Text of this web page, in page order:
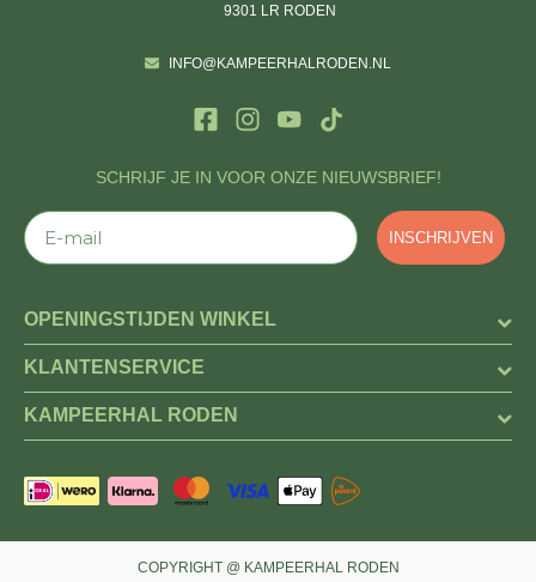
SCHRIJF JE IN VOOR ONZE NIEUWSBRIEF!
E-mail
INSCHRIJVEN
9301 LR RODEN
INFO@KAMPEERHALRODEN.NL
OPENINGSTIJDEN WINKEL
KLANTENSERVICE
KAMPEERHAL RODEN
COPYRIGHT @ KAMPEERHAL RODEN